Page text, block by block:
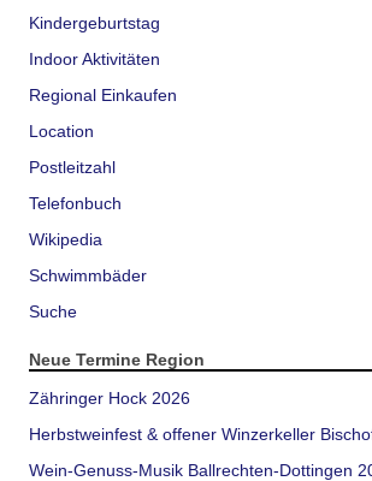
Kindergeburtstag
Indoor Aktivitäten
Regional Einkaufen
Location
Postleitzahl
Telefonbuch
Wikipedia
Schwimmbäder
Suche
Neue Termine Region
Zähringer Hock 2026
Herbstweinfest & offener Winzerkeller
Wein-Genuss-Musik Ballrechten-Dottingen